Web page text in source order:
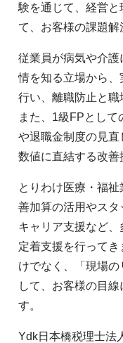
験を通じて、経営と
て、お客様の課題解
従業員が病気や介
情を知る立場から
行い、離職防止と職
また、1級FPとし
や退職金制度の見
数値に直結する改善
とりわけ医療・福
善加算の活用やスタ
キャリア支援など
定着支援を行って
けでなく、「現場
して、お客様の目
す。
Ydk日本橋税理士法